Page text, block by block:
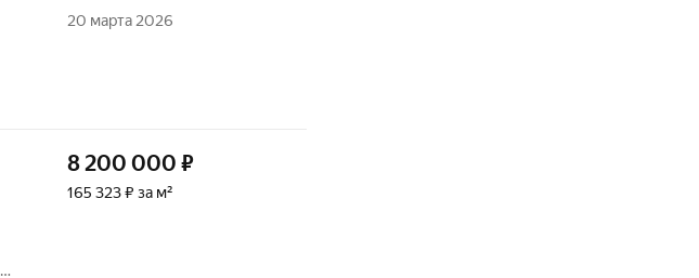
20 марта 2026
8 200 000 ₽
165 323 ₽ за м²